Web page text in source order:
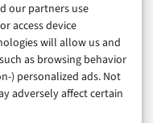
our partners use
access device
will allow us and
as browsing behavior
) personalized ads. Not
adversely affect certain